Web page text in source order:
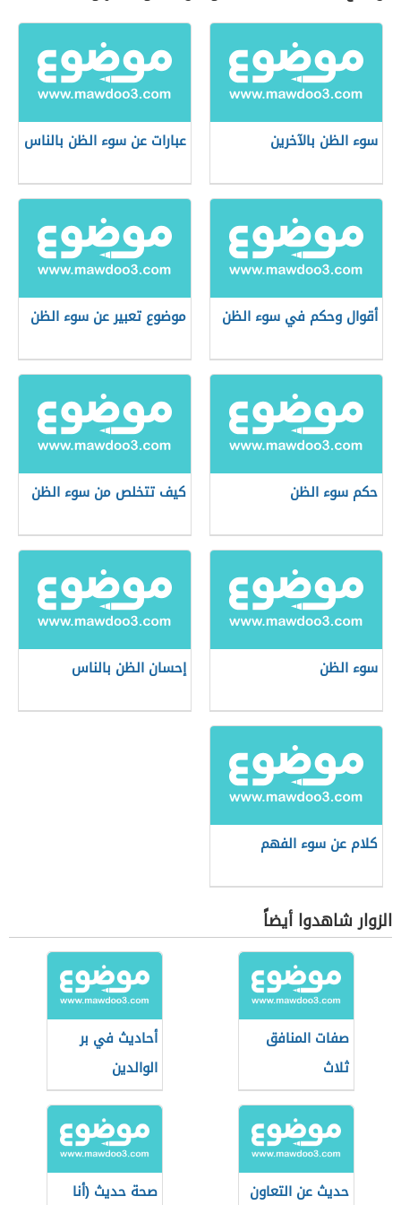
سوء الظن بالآخرين عبارات عن سوء الظن بالناس
أقوال وحكم في سوء الظن موضوع تعبير عن سوء الظن
حكم سوء الظن كيف تتخلص من سوء الظن
سوء الظن إحسان الظن بالناس
كلام عن سوء الفهم
الزوار شاهدوا أيضاً
صفات المنافق
ثلاث
أحاديث في بر
الوالدين
حديث عن التعاون صحة حديث (أنا